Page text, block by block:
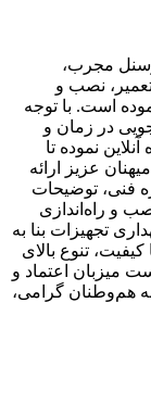
مجرب،
فروش، تعمیر، نصب و
است. با توجه
در زمان و
نموده تا
عزیز ارائه
فنی، توضیحات
و راه‌اندازی
تجهیزات بنا به
تنوع بالای
میزبان اعتماد و
هم‌وطنان گرامی،